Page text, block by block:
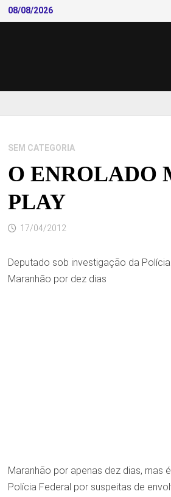
Skip
to
08/08/2026
SEM CATEGORIA
O ENROLADO
PLAY
17/04/2012
Deputado sob investigação da
Maranhão por dez dias
Maranhão por apenas dez dias, mas
Polícia Federal por suspeitas de